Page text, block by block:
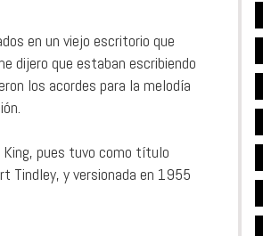
en un viejo escritorio que
dijero que estaban escribiendo
los acordes para la melodía
pues tuvo como título
Tindley, y versionada en 1955